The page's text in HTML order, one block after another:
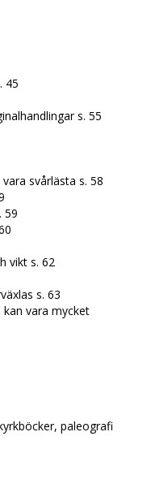
45
s. 55
svårlästa s. 58
59
vikt s. 62
s. 63
vara mycket
paleografi